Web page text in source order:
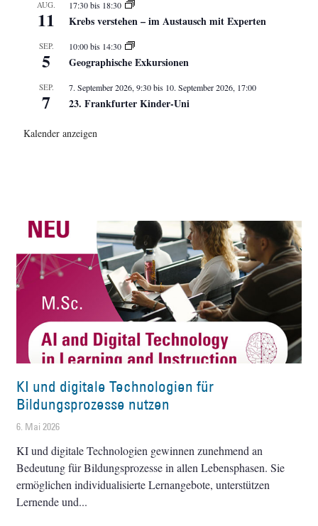
AUG.
11
17:30bis 18:30
Krebs verstehen – im Austausch mit Experten
SEP.
5
10:00bis 14:30
Geographische Exkursionen
SEP.
7
7. September 2026, 9:30bis 10. September 2026, 17:00
23. Frankfurter Kinder-Uni
Kalender anzeigen
KI und digitale Technologien für
Bildungsprozesse nutzen
6. Mai 2026
KI und digitale Technologien gewinnen zunehmend an
Bedeutung für Bildungsprozesse in allen Lebensphasen. Sie
ermöglichen individualisierte Lernangebote, unterstützen
Lernende und